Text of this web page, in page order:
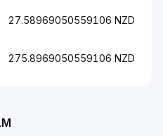
27.58969050559106 NZD
275.8969050559106 NZD